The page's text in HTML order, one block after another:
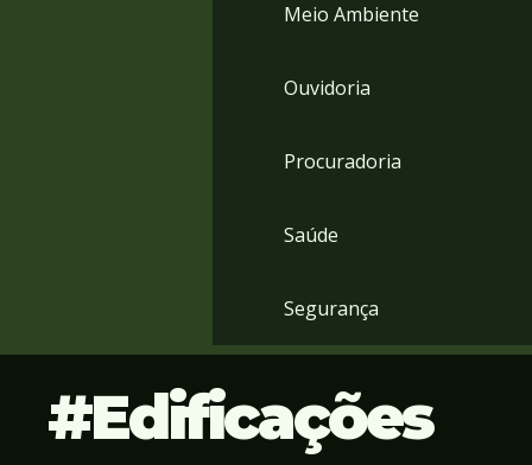
Meio Ambiente
Ouvidoria
Procuradoria
Saúde
Segurança
Edificações